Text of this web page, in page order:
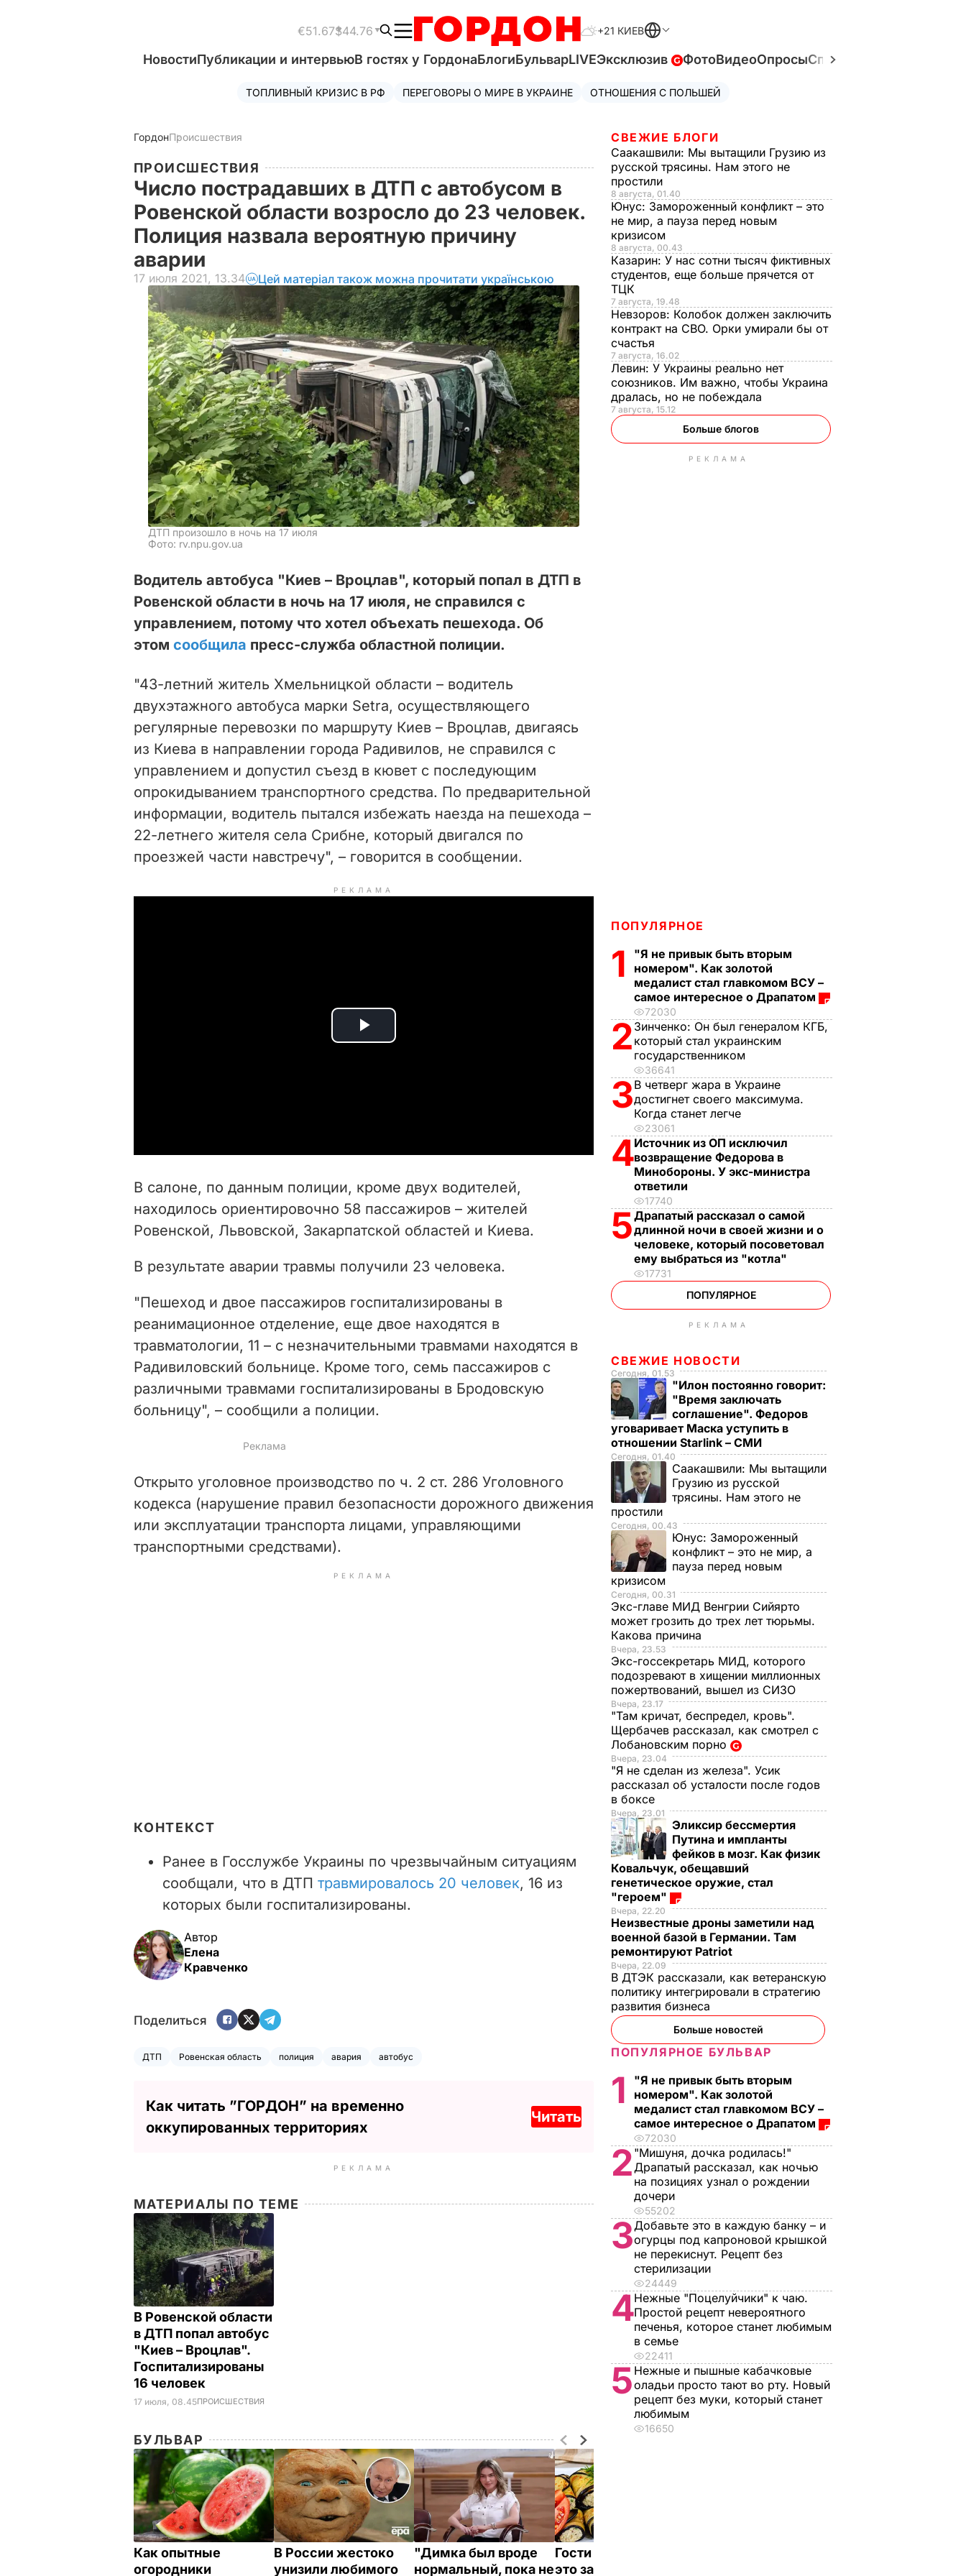
€51.67$44.76 +21 КИЕВ
НовостиПубликации и интервьюВ гостях у ГордонаБлогиБульварLIVEЭксклюзив ФотоВидеоОпросыСпецпроекты
ТОПЛИВНЫЙ КРИЗИС В РФ ПЕРЕГОВОРЫ О МИРЕ В УКРАИНЕ ОТНОШЕНИЯ С ПОЛЬШЕЙ
ГордонПроисшествия
ПРОИСШЕСТВИЯ
Число пострадавших в ДТП с автобусом в
Ровенской области возросло до 23 человек.
Полиция назвала вероятную причину
аварии
17 июля 2021, 13.34 Цей матеріал також можна прочитати українською
ДТП произошло в ночь на 17 июля
Фото: rv.npu.gov.ua
Водитель автобуса "Киев – Вроцлав", который попал в ДТП в
Ровенской области в ночь на 17 июля, не справился с
управлением, потому что хотел объехать пешехода. Об
этом сообщила пресс-служба областной полиции.
"43-летний житель Хмельницкой области – водитель
двухэтажного автобуса марки Setra, осуществляющего
регулярные перевозки по маршруту Киев – Вроцлав, двигаясь
из Киева в направлении города Радивилов, не справился с
управлением и допустил съезд в кювет с последующим
опрокидыванием транспортного средства. По предварительной
информации, водитель пытался избежать наезда на пешехода –
22-летнего жителя села Срибне, который двигался по
проезжей части навстречу", – говорится в сообщении.
РЕКЛАМА
P
i
d
e
o
В салоне, по данным полиции, кроме двух водителей,
находилось ориентировочно 58 пассажиров – жителей
Ровенской, Львовской, Закарпатской областей и Киева.
В результате аварии травмы получили 23 человека.
"Пешеход и двое пассажиров госпитализированы в
реанимационное отделение, еще двое находятся в
травматологии, 11 – с незначительными травмами находятся в
Радивиловский больнице. Кроме того, семь пассажиров с
различными травмами госпитализированы в Бродовскую
больницу", – сообщили а полиции.
Открыто уголовное производство по ч. 2 ст. 286 Уголовного
кодекса (нарушение правил безопасности дорожного движения
или эксплуатации транспорта лицами, управляющими
транспортными средствами).
РЕКЛАМА
КОНТЕКСТ
Ранее в Госслужбе Украины по чрезвычайным ситуациям
сообщали, что в ДТП травмировалось 20 человек, 16 из
которых были госпитализированы.
Автор
Елена
Кравченко
Поделиться
ДТП Ровенская область полиция авария автобус
Как читать ”ГОРДОН” на временно
оккупированных территориях
Читать
РЕКЛАМА
МАТЕРИАЛЫ ПО ТЕМЕ
В Ровенской области
в ДТП попал автобус
"Киев – Вроцлав".
Госпитализированы
16 человек
17 июля, 08.45ПРОИСШЕСТВИЯ
БУЛЬВАР
Как опытные
огородники
В России жестоко
унизили любимого
"Димка был вроде
нормальный, пока не
Гости думают, что
это закуска из
СВЕЖИЕ БЛОГИ
Саакашвили: Мы вытащили Грузию из
русской трясины. Нам этого не
простили
8 августа, 01.40
Юнус: Замороженный конфликт – это
не мир, а пауза перед новым
кризисом
8 августа, 00.43
Казарин: У нас сотни тысяч фиктивных
студентов, еще больше прячется от
ТЦК
7 августа, 19.48
Невзоров: Колобок должен заключить
контракт на СВО. Орки умирали бы от
счастья
7 августа, 16.02
Левин: У Украины реально нет
союзников. Им важно, чтобы Украина
дралась, но не побеждала
7 августа, 15.12
Больше блогов
РЕКЛАМА
ПОПУЛЯРНОЕ
1
"Я не привык быть вторым
номером". Как золотой
медалист стал главкомом ВСУ –
самое интересное о Драпатом
72030
2 Зинченко: Он был генералом КГБ,
который стал украинским
государственником
36641
3В четверг жара в Украине
достигнет своего максимума.
Когда станет легче
23061
4Источник из ОП исключил
возвращение Федорова в
Минобороны. У экс-министра
ответили
17740
5Драпатый рассказал о самой
длинной ночи в своей жизни и о
человеке, который посоветовал
ему выбраться из "котла"
17731
ПОПУЛЯРНОЕ
РЕКЛАМА
СВЕЖИЕ НОВОСТИ
Сегодня, 01.53
"Илон постоянно говорит:
"Время заключать
соглашение". Федоров
уговаривает Маска уступить в
отношении Starlink – СМИ
Сегодня, 01.40
Саакашвили: Мы вытащили
Грузию из русской
трясины. Нам этого не
простили
Сегодня, 00.43
Юнус: Замороженный
конфликт – это не мир, а
пауза перед новым
кризисом
Сегодня, 00.31
Экс-главе МИД Венгрии Сийярто
может грозить до трех лет тюрьмы.
Какова причина
Вчера, 23.53
Экс-госсекретарь МИД, которого
подозревают в хищении миллионных
пожертвований, вышел из СИЗО
Вчера, 23.17
"Там кричат, беспредел, кровь".
Щербачев рассказал, как смотрел с
Лобановским порно
Вчера, 23.04
"Я не сделан из железа". Усик
рассказал об усталости после годов
в боксе
Вчера, 23.01
Эликсир бессмертия
Путина и импланты
фейков в мозг. Как физик
Ковальчук, обещавший
генетическое оружие, стал
"героем"
Вчера, 22.20
Неизвестные дроны заметили над
военной базой в Германии. Там
ремонтируют Patriot
Вчера, 22.09
В ДТЭК рассказали, как ветеранскую
политику интегрировали в стратегию
развития бизнеса
Больше новостей
ПОПУЛЯРНОЕ БУЛЬВАР
1
"Я не привык быть вторым
номером". Как золотой
медалист стал главкомом ВСУ –
самое интересное о Драпатом
72030
2 "Мишуня, дочка родилась!"
Драпатый рассказал, как ночью
на позициях узнал о рождении
дочери
55202
3Добавьте это в каждую банку – и
огурцы под капроновой крышкой
не перекиснут. Рецепт без
стерилизации
24449
4Нежные "Поцелуйчики" к чаю.
Простой рецепт невероятного
печенья, которое станет любимым
в семье
22411
5 Нежные и пышные кабачковые
оладьи просто тают во рту. Новый
рецепт без муки, который станет
любимым
16650